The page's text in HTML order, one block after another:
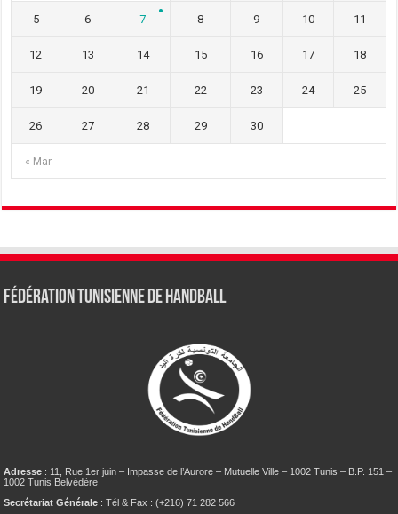
« Mar
5 6 7 8 9 10 11
12 13 14 15 16 17 18
19 20 21 22 23 24 25
26 27 28 29 30
Fédération tunisienne de Handball
Adresse : 11, Rue 1er juin – Impasse de l’Aurore – Mutuelle Ville – 1002 Tunis – B.P. 151 –
1002 Tunis Belvédère
Secrétariat Générale : Tél & Fax : (+216) 71 282 566